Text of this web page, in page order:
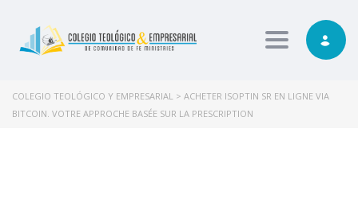
Toggle
COLEGIO TEOLÓGICO Y EMPRESARIAL > ACHETER ISOPTIN SR EN LIGNE VIA
BITCOIN. VOTRE APPROCHE BASÉE SUR LA PRESCRIPTION